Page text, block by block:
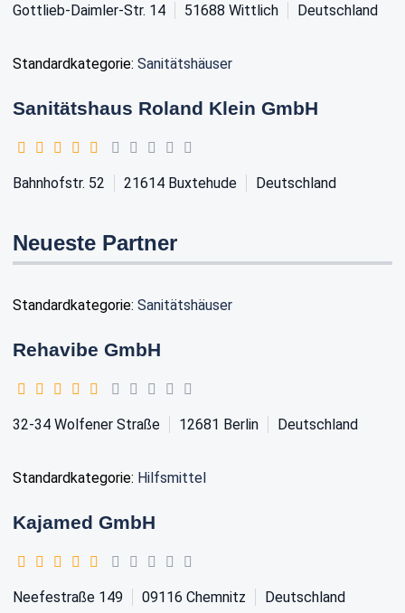
Gottlieb-Daimler-Str. 14 51688 Wittlich Deutschland
Standardkategorie: Sanitätshäuser
Sanitätshaus Roland Klein GmbH
Bahnhofstr. 52 21614 Buxtehude Deutschland
Neueste Partner
Standardkategorie: Sanitätshäuser
Rehavibe GmbH
32-34 Wolfener Straße 12681 Berlin Deutschland
Standardkategorie: Hilfsmittel
Kajamed GmbH
Neefestraße 149 09116 Chemnitz Deutschland